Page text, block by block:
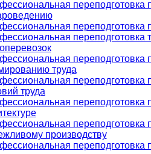
переподготовка
переподготовка
переподготовка
труда
переподготовка
труда
переподготовка
переподготовка
производству
переподготовка